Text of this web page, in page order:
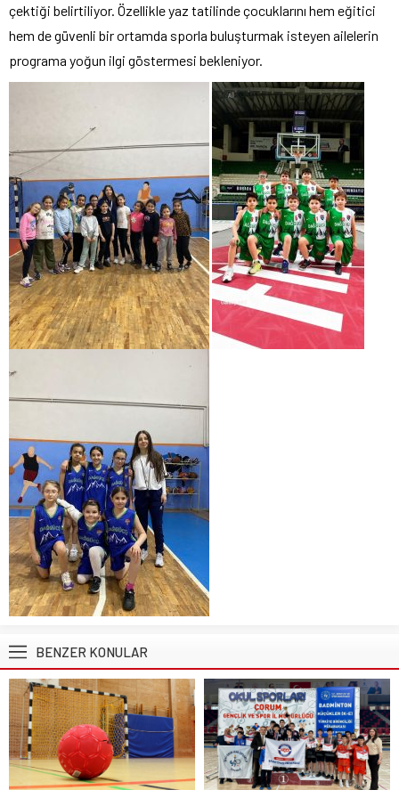
çektiği belirtiliyor. Özellikle yaz tatilinde çocuklarını hem eğitici
hem de güvenli bir ortamda sporla buluşturmak isteyen ailelerin
programa yoğun ilgi göstermesi bekleniyor.
BENZER KONULAR